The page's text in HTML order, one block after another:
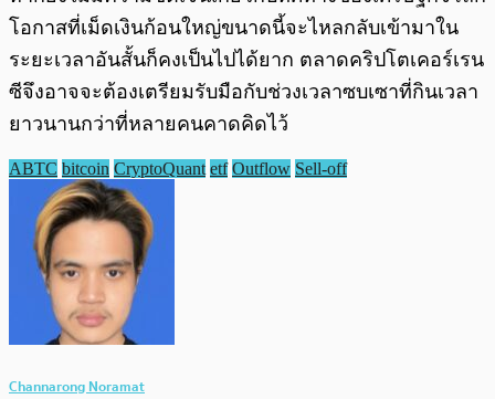
โอกาสที่เม็ดเงินก้อนใหญ่ขนาดนี้จะไหลกลับเข้ามาใน
ระยะเวลาอันสั้นก็คงเป็นไปได้ยาก ตลาดคริปโตเคอร์เรน
ซีจึงอาจจะต้องเตรียมรับมือกับช่วงเวลาซบเซาที่กินเวลา
ยาวนานกว่าที่หลายคนคาดคิดไว้
ABTC bitcoin CryptoQuant etf Outflow Sell-off
Channarong Noramat